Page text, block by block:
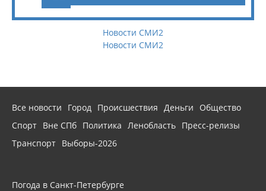
Новости СМИ2
Новости СМИ2
Все новости Город Происшествия Деньги
Общество
Спорт Вне СПб Политика Ленобласть Пресс-релизы
Транспорт Выборы-2026
Погода в Санкт-Петербурге